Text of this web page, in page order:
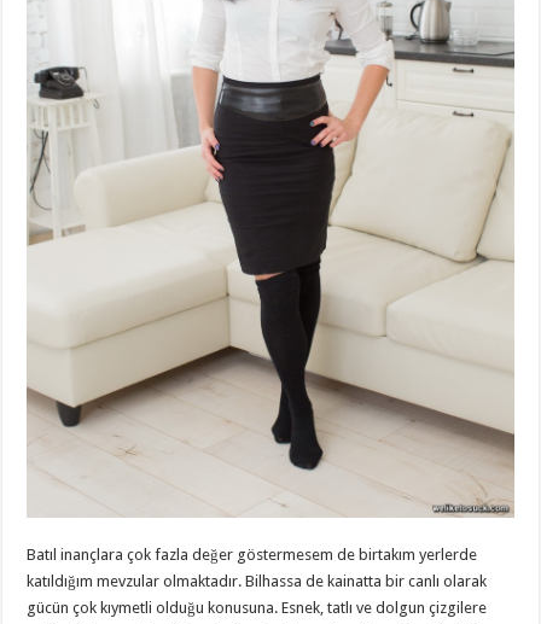
Batıl inançlara çok fazla değer göstermesem de birtakım yerlerde
katıldığım mevzular olmaktadır. Bilhassa de kainatta bir canlı olarak
gücün çok kıymetli olduğu konusuna. Esnek, tatlı ve dolgun çizgilere